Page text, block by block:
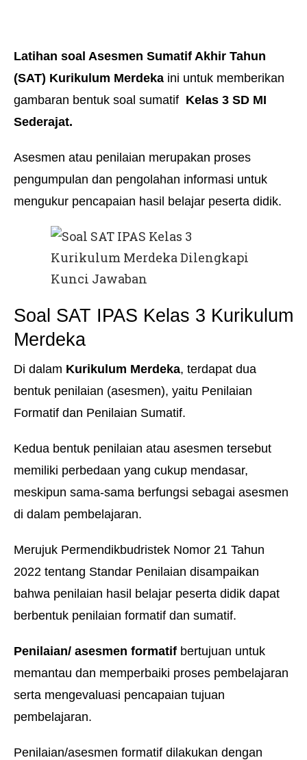
Latihan soal Asesmen Sumatif Akhir Tahun
(SAT) Kurikulum Merdeka ini untuk memberikan
gambaran bentuk soal sumatif Kelas 3 SD MI
Sederajat.
Asesmen atau penilaian merupakan proses
pengumpulan dan pengolahan informasi untuk
mengukur pencapaian hasil belajar peserta didik.
Soal SAT IPAS Kelas 3 Kurikulum
Merdeka
Di dalam Kurikulum Merdeka, terdapat dua
bentuk penilaian (asesmen), yaitu Penilaian
Formatif dan Penilaian Sumatif.
Kedua bentuk penilaian atau asesmen tersebut
memiliki perbedaan yang cukup mendasar,
meskipun sama-sama berfungsi sebagai asesmen
di dalam pembelajaran.
Merujuk Permendikbudristek Nomor 21 Tahun
2022 tentang Standar Penilaian disampaikan
bahwa penilaian hasil belajar peserta didik dapat
berbentuk penilaian formatif dan sumatif.
Penilaian/ asesmen formatif bertujuan untuk
memantau dan memperbaiki proses pembelajaran
serta mengevaluasi pencapaian tujuan
pembelajaran.
Penilaian/asesmen formatif dilakukan dengan